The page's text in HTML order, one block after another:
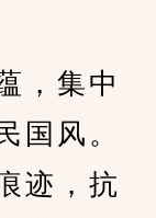
，集中
国风。
迹，抗